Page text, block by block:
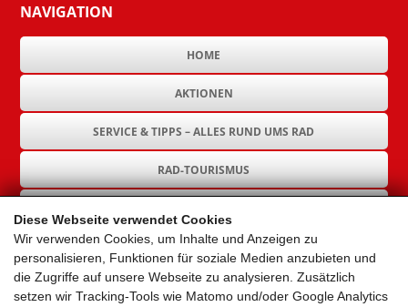
Diese Webseite verwendet Cookies
Wir verwenden Cookies, um Inhalte und Anzeigen zu
personalisieren, Funktionen für soziale Medien anzubieten und
die Zugriffe auf unsere Webseite zu analysieren. Zusätzlich
setzen wir Tracking-Tools wie Matomo und/oder Google Analytics
NAVIGATION
HOME
AKTIONEN
SERVICE & TIPPS – ALLES RUND UMS RAD
RAD-TOURISMUS
GEMEINDEN
AKTUELLES